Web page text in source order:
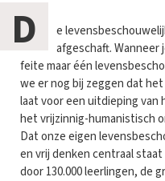
D
e
afgeschaft.
feite maar één
we er nog bij zeggen dat
laat voor een uitdieping van
het vrijzinnig-humanistisch
Dat onze eigen
en vrij denken centraal
door 130.000 leerlingen, de